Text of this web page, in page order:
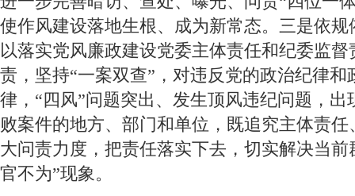
使作风建设落地生根、成为新常态。三是依
以落实党风廉政建设党委主体责任和纪委监
责，坚持“一案双查”，对违反党的政治纪律和
律，“四风”问题突出、发生顶风违纪问题，
败案件的地方、部门和单位，既追究主体责
大问责力度，把责任落实下去，切实解决当前
官不为”现象。